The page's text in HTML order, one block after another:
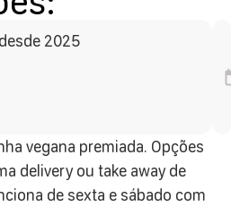
2025
vegana premiada. Opções
delivery ou take away de
de sexta e sábado com